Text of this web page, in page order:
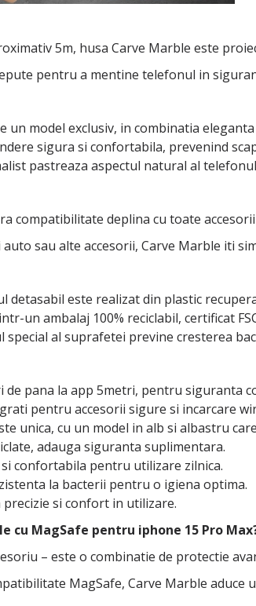
5m, husa Carve Marble este
pentru a mentine telefonul in
un model exclusiv, in combinatia
sigura si confortabila, prevenind
pastreaza aspectul natural al
deplina cu toate
sau alte accesorii, Carve Marble iti
detasabil este realizat din plastic
un ambalaj 100% reciclabil, certificat
special al suprafetei previne cresterea
de pana la app 5metri, pentru siguranta
pentru accesorii sigure si incarcare
unica, cu un model in alb si albastru
adauga siguranta suplimentara.
confortabila pentru utilizare zilnica.
la bacterii pentru o igiena optima.
precizie si confort in utilizare.
cu MagSafe pentru iphone 15 Pro
– este o combinatie de protectie
MagSafe, Carve Marble